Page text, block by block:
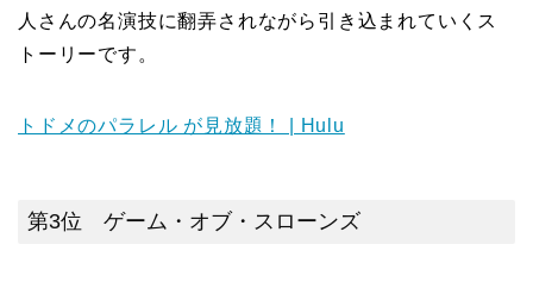
人さんの名演技に翻弄されながら引き込まれていくス
トーリーです。
トドメのパラレル が見放題！ | Hulu
第3位 ゲーム・オブ・スローンズ